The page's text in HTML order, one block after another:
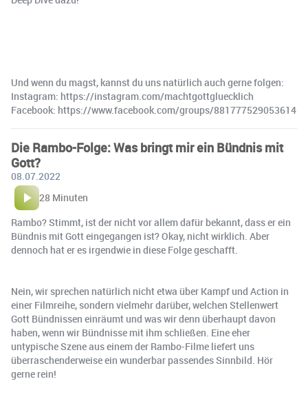
Und wenn du magst, kannst du uns natürlich auch gerne folgen:
Instagram: https://instagram.com/machtgottgluecklich
Facebook: https://www.facebook.com/groups/881777529053614
Die Rambo-Folge: Was bringt mir ein Bündnis mit
Gott?
08.07.2022
28 Minuten
Rambo? Stimmt, ist der nicht vor allem dafür bekannt, dass er ein
Bündnis mit Gott eingegangen ist? Okay, nicht wirklich. Aber
dennoch hat er es irgendwie in diese Folge geschafft.
Nein, wir sprechen natürlich nicht etwa über Kampf und Action in
einer Filmreihe, sondern vielmehr darüber, welchen Stellenwert
Gott Bündnissen einräumt und was wir denn überhaupt davon
haben, wenn wir Bündnisse mit ihm schließen. Eine eher
untypische Szene aus einem der Rambo-Filme liefert uns
überraschenderweise ein wunderbar passendes Sinnbild. Hör
gerne rein!